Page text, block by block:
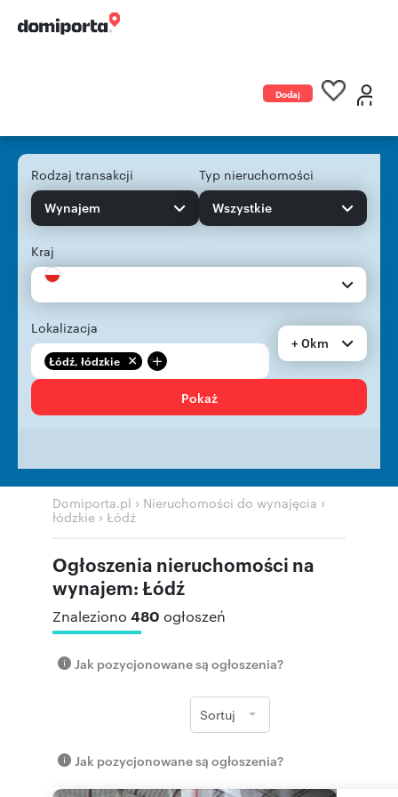
Dodaj
Rodzaj transakcji
Wynajem
Typ nieruchomości
Wszystkie
Kraj
Lokalizacja
Łódź, łódzkie +
+ 0km
Pokaż
Domiporta.pl › Nieruchomości do wynajęcia ›
łódzkie › Łódź
Ogłoszenia nieruchomości na
wynajem: Łódź
Znaleziono 480 ogłoszeń
Jak pozycjonowane są ogłoszenia?
Sortuj
Jak pozycjonowane są ogłoszenia?